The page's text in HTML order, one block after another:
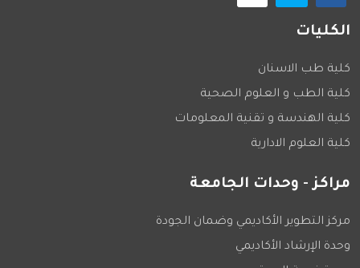
الكليات
كلية طب الاسنان
كلية الطب و العلوم الصحية
كلية الهندسة و تقنية المعلومات
كلية العلوم الادارية
مراكز - وحدات الجامعة
مركز التطوير الأكاديمي وضمان الجودة
وحدة الإرشاد الأكاديمي